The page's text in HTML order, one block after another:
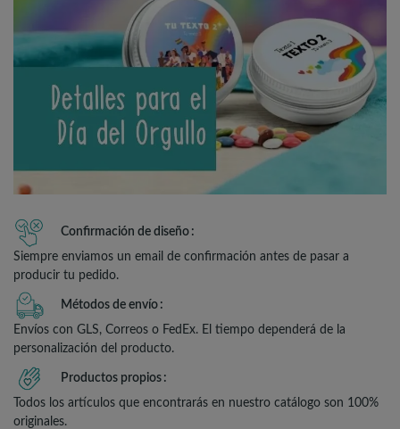
Confirmación de diseño
Siempre enviamos un email de confirmación antes de pasar a
producir tu pedido.
Métodos de envío
Envíos con GLS, Correos o FedEx. El tiempo dependerá de la
personalización del producto.
Productos propios
Todos los artículos que encontrarás en nuestro catálogo son 100%
originales.